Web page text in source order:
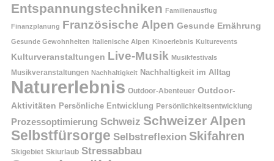
Entspannungstechniken Familienausflug
Finanzplanung Französische Alpen Gesunde Ernährung
Gesunde Gewohnheiten Italienische Alpen Kinoerlebnis Kulturevents
Kulturveranstaltungen Live-Musik Musikfestivals
Musikveranstaltungen Nachhaltigkeit Nachhaltigkeit im Alltag
Naturerlebnis Outdoor-Abenteuer Outdoor-
Aktivitäten Persönliche Entwicklung Persönlichkeitsentwicklung
Prozessoptimierung Schweiz Schweizer Alpen
Selbstfürsorge Selbstreflexion Skifahren
Skigebiet Skiurlaub Stressabbau